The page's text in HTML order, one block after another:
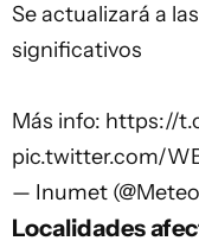
Se actualizará a
significativos
Más info: https://
pic.twitter.com/
— Inumet
Localidades